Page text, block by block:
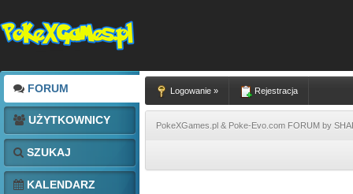
FORUM
UŻYTKOWNICY
SZUKAJ
KALENDARZ
Logowanie » Rejestracja
PokeXGames.pl & Poke-Evo.com FORUM by